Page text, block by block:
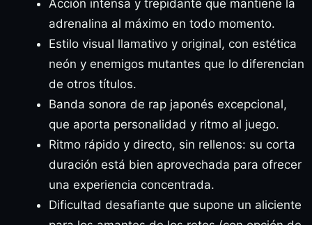
Acción intensa y trepidante que mantiene la
adrenalina al máximo en todo momento.
Estilo visual llamativo y original, con estética
neón y enemigos mutantes que lo diferencian
de otros títulos.
Banda sonora de rap japonés excepcional,
que aporta personalidad y ritmo al juego.
Ritmo rápido y directo, sin rellenos: su corta
duración está bien aprovechada para ofrecer
una experiencia concentrada.
Dificultad desafiante que supone un aliciente